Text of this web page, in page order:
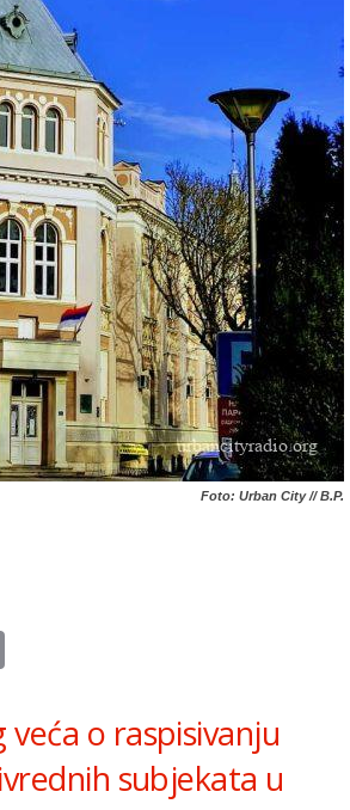
Foto: Urban City // B.P.
o raspisivanju
subjekata u